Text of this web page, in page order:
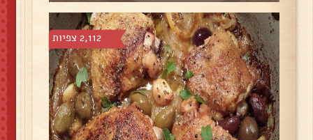
2,112 צפיות